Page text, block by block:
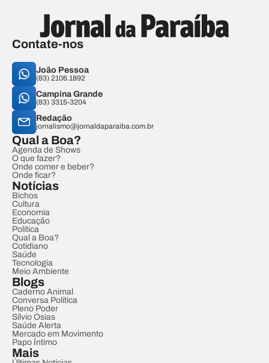
Contate-nos
João Pessoa
(83) 2106.1892
Campina Grande
(83) 3315-3204
Redação
jornalismo@jornaldaparaiba.com.br
Qual a Boa?
Agenda de Shows
O que fazer?
Onde comer e beber?
Onde ficar?
Notícias
Bichos
Cultura
Economia
Educação
Política
Qual a Boa?
Cotidiano
Saúde
Tecnologia
Meio Ambiente
Blogs
Caderno Animal
Conversa Política
Pleno Poder
Sílvio Osias
Saúde Alerta
Mercado em Movimento
Papo Íntimo
Mais